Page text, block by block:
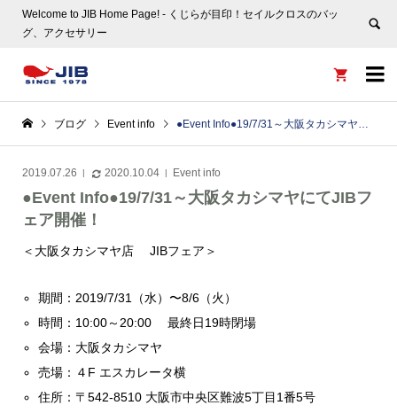
Welcome to JIB Home Page! ‐ くじらが目印！セイルクロスのバッ
グ、アクセサリー


ブログ Event info ●Event Info●19/7/31～大阪タカシマヤにてJIBフェア開催！
2019.07.26 2020.10.04 Event info
●Event Info●19/7/31～大阪タカシマヤにてJIBフ
ェア開催！
＜大阪タカシマヤ店 JIBフェア＞
期間：2019/7/31（水）〜8/6（火）
時間：10:00～20:00 最終日19時閉場
会場：大阪タカシマヤ
売場：４F エスカレータ横
住所：〒542-8510 大阪市中央区難波5丁目1番5号